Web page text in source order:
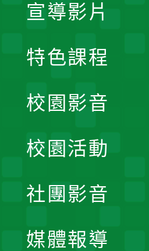
宣導影片
特色課程
校園影音
校園活動
社團影音
媒體報導